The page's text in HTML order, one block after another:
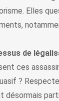
Elles
de
ces
?
désormais